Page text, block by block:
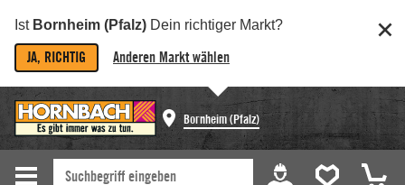
Ist Bornheim (Pfalz) Dein richtiger Markt?
JA, RICHTIG Anderen Markt wählen
Bornheim (Pfalz)